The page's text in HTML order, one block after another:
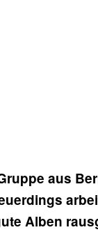
aus
Alben